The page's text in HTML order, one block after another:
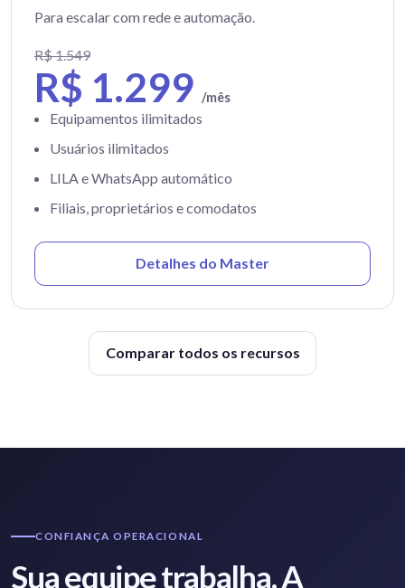
Para escalar com rede e automação.
R$ 1.549
R$ 1.299 /mês
Equipamentos ilimitados
Usuários ilimitados
LILA e WhatsApp automático
Filiais, proprietários e comodatos
Detalhes do Master
Comparar todos os recursos
CONFIANÇA OPERACIONAL
Sua equipe trabalha. A